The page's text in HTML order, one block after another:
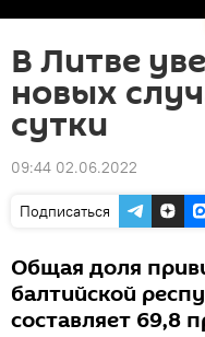
В Литве
новых
сутки
09:44 02.06.2022
Подписаться
Общая доля
балтийской
составляет 69,8